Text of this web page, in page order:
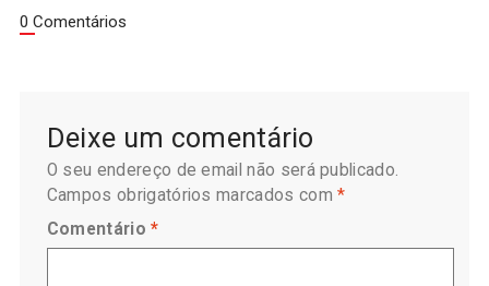
0 Comentários
Deixe um comentário
O seu endereço de email não será publicado.
Campos obrigatórios marcados com*
Comentário*